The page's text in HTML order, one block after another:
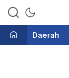
Daerah